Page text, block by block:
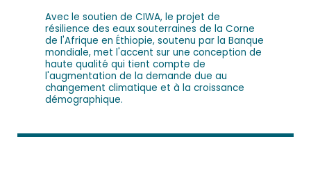
Avec le soutien de CIWA, le projet de
résilience des eaux souterraines de la Corne
de l'Afrique en Éthiopie, soutenu par la Banque
mondiale, met l'accent sur une conception de
haute qualité qui tient compte de
l'augmentation de la demande due au
changement climatique et à la croissance
démographique.